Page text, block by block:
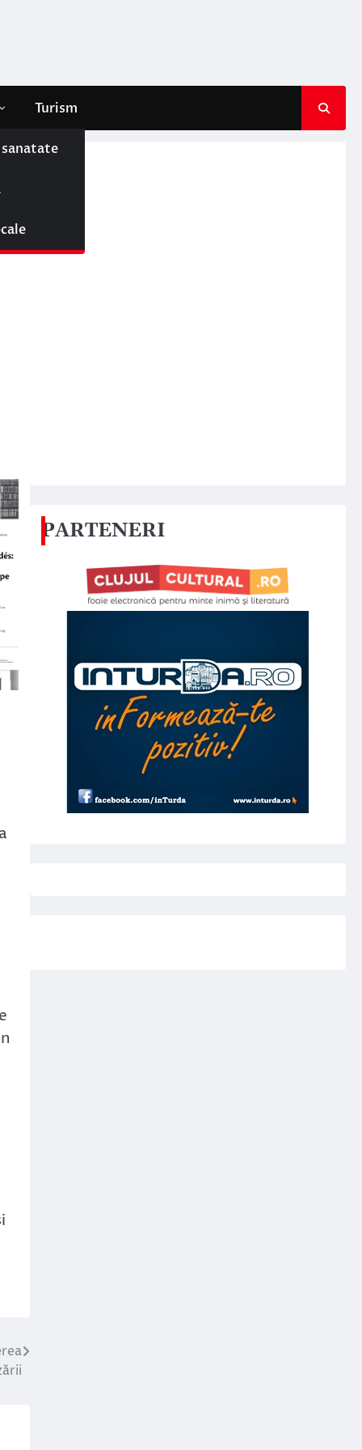
Turism
PARTENERI